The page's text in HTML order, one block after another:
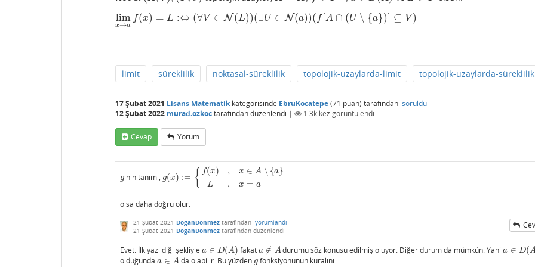
lim
x→a
f(x) = L :⇔ (∀V ∈ N(L))(∃U ∈ N(a))( f[A ∩ (U ∖ {a})] ⊆ V )
lim x→af(x)= L:⇔(∀ V∈N(L))(∃ U∈N(a))(f [A ∩ (U∖{a })]⊆V
limit süreklilik noktasal-süreklilik topolojik-uzaylarda-limit topolojik-uzaylarda-süreklilik
17 Şubat 2021 Lisans Matematikkategorisinde EbruKocatepe(71 puan) tarafından soruldu
12 Şubat 2022 murad.ozkoctarafındandüzenlendi | 1.3k kez görüntülendi
Cevap Yorum
g
g nin tanımı, g(x) := { f(x)
L
,
,
x ∈ A ∖ {a}
x = a
g(x):= {f(x ,x ∈ A { L
olsa daha doğru olur.
21 Şubat 2021 DoganDonmez tarafından yorumlandı
21 Şubat 2021 DoganDonmez tarafından düzenlendi
Evet. İlk yazıldığı şekliyle a ∈ D(A)
a∈D (A) fakata ∉ A
a∉A durumu söz konusu edilmiş oluyor. Diğer durum da mümkün. Yania ∈ D(
a∈D (A)
olduğunda a ∈ A
a∈A da olabilir. Bu yüzden g
gfonksiyonunun kuralını